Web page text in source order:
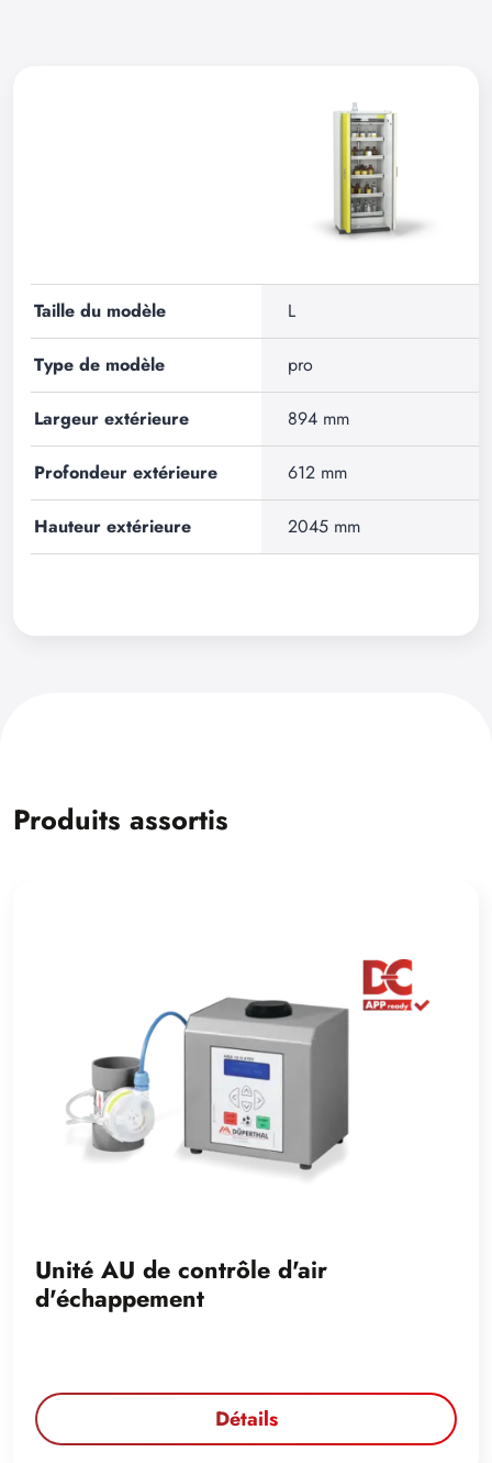
Taille du modèle L
Type de modèle pro
Largeur extérieure 894 mm
Profondeur extérieure 612 mm
Hauteur extérieure 2045 mm
Produits assortis
Unité AU de contrôle d'air
d'échappement
Détails